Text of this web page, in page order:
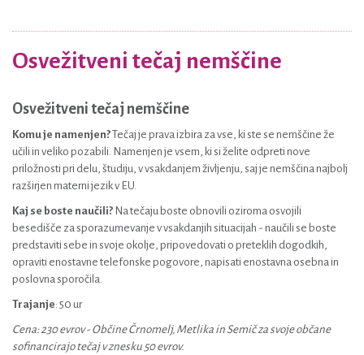
Osvežitveni tečaj nemščine
Osvežitveni tečaj nemščine
Komu je namenjen?Tečaj je prava izbira za vse, ki ste se nemščine že
učili in veliko pozabili. Namenjen je vsem, ki si želite odpreti nove
priložnosti pri delu, študiju, v vsakdanjem življenju, saj je nemščina najbolj
razširjen materni jezik v EU.
Kaj se boste naučili? Na tečaju boste obnovili oziroma osvojili
besedišče za sporazumevanje v vsakdanjih situacijah - naučili se boste
predstaviti sebe in svoje okolje, pripovedovati o preteklih dogodkih,
opraviti enostavne telefonske pogovore, napisati enostavna osebna in
poslovna sporočila.
Trajanje: 50 ur
Cena: 230 evrov - Občine Črnomelj, Metlika in Semič za svoje občane
sofinancirajo tečaj v znesku 50 evrov.